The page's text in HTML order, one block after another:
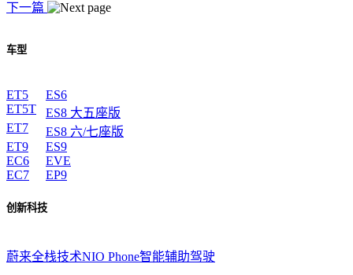
下一篇
车型
ET5
ET5T
ET7
ET9
EC6
EC7
ES6
ES8 大五座版
ES8 六/七座版
ES9
EVE
EP9
创新科技
蔚来全栈技术NIO Phone智能辅助驾驶